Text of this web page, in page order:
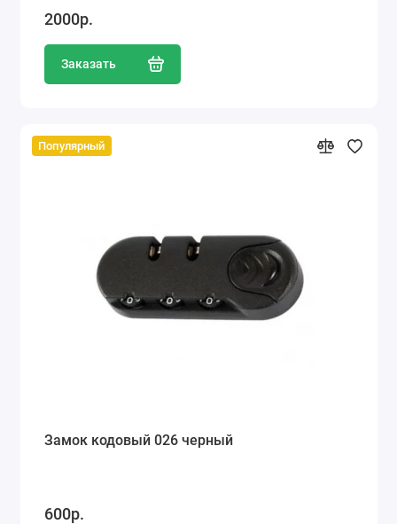
2000р.
Заказать
Популярный
Замок кодовый 026 черный
600р.